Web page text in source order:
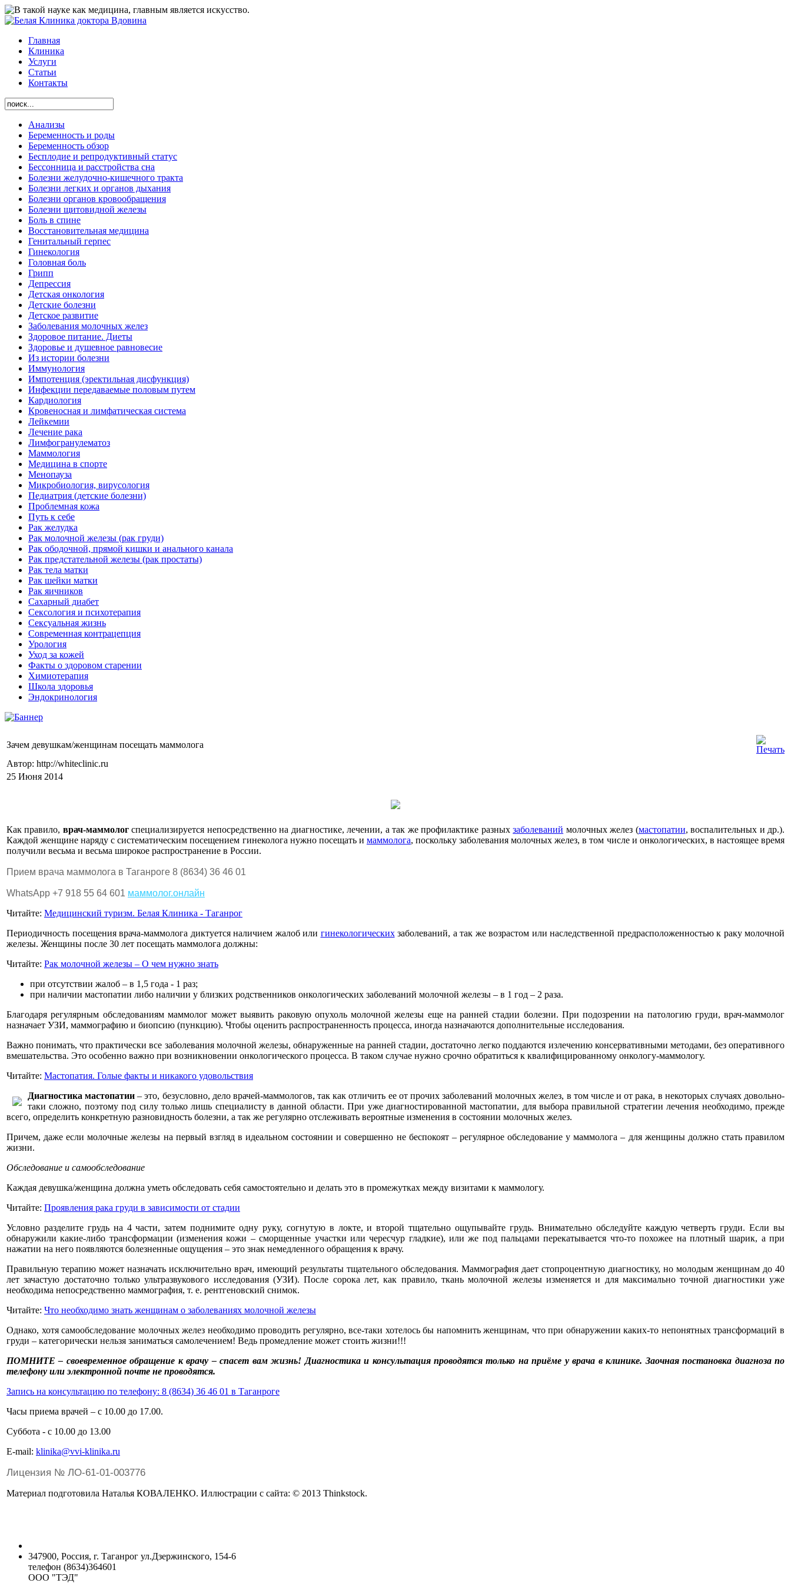
Главная
Клиника
Услуги
Статьи
Контакты
Анализы
Беременность и роды
Беременность обзор
Бесплодие и репродуктивный статус
Бессонница и расстройства сна
Болезни желудочно-кишечного тракта
Болезни легких и органов дыхания
Болезни органов кровообращения
Болезни щитовидной железы
Боль в спине
Восстановительная медицина
Генитальный герпес
Гинекология
Головная боль
Грипп
Депрессия
Детская онкология
Детские болезни
Детское развитие
Заболевания молочных желез
Здоровое питание. Диеты
Здоровье и душевное равновесие
Из истории болезни
Иммунология
Импотенция (эректильная дисфункция)
Инфекции передаваемые половым путем
Кардиология
Кровеносная и лимфатическая система
Лейкемии
Лечение рака
Лимфогранулематоз
Маммология
Медицина в спорте
Менопауза
Микробиология, вирусология
Педиатрия (детские болезни)
Проблемная кожа
Путь к себе
Рак желудка
Рак молочной железы (рак груди)
Рак ободочной, прямой кишки и анального канала
Рак предстательной железы (рак простаты)
Рак тела матки
Рак шейки матки
Рак яичников
Сахарный диабет
Сексология и психотерапия
Сексуальная жизнь
Современная контрацепция
Урология
Уход за кожей
Факты о здоровом старении
Химиoтерапия
Школа здоровья
Эндокринология
Зачем девушкам/женщинам посещать маммолога
Автор: http://whiteclinic.ru
25 Июня 2014
Как правило, врач-маммологспециализируется непосредственно на диагностике, лечении, а так же профилактике разныхзаболеваний молочных желез (мастопатии, воспалительных и др.).
Каждой женщине наряду с систематическим посещением гинеколога нужно посещать и маммолога, поскольку заболевания молочных желез, в том числе и онкологических, в настоящее время
получили весьма и весьма широкое распространение в России.
Прием врача маммолога в Таганроге 8 (8634) 36 46 01
WhatsApp +7 918 55 64 601 маммолог.онлайн
Читайте: Медицинский туризм. Белая Клиника - Таганрог
Периодичность посещения врача-маммолога диктуется наличием жалоб или гинекологическихзаболеваний, а так же возрастом или наследственной предрасположенностью к раку молочной
железы. Женщины после 30 лет посещать маммолога должны:
Читайте: Рак молочной железы – О чем нужно знать
при отсутствии жалоб – в 1,5 года - 1 раз;
при наличии мастопатии либо наличии у близких родственников онкологических заболеваний молочной железы – в 1 год – 2 раза.
Благодаря регулярным обследованиям маммолог может выявить раковую опухоль молочной железы еще на ранней стадии болезни. При подозрении на патологию груди, врач-маммолог
назначает УЗИ, маммографию и биопсию (пункцию). Чтобы оценить распространенность процесса, иногда назначаются дополнительные исследования.
Важно понимать, что практически все заболевания молочной железы, обнаруженные на ранней стадии, достаточно легко поддаются излечению консервативными методами, без оперативного
вмешательства. Это особенно важно при возникновении онкологического процесса. В таком случае нужно срочно обратиться к квалифицированному онкологу-маммологу.
Читайте: Мастопатия. Голые факты и никакого удовольствия
Диагностика мастопатии – это, безусловно, дело врачей-маммологов, так как отличить ее от прочих заболеваний молочных желез, в том числе и от рака, в некоторых случаях довольно-
таки сложно, поэтому под силу только лишь специалисту в данной области. При уже диагностированной мастопатии, для выбора правильной стратегии лечения необходимо, прежде
всего, определить конкретную разновидность болезни, а так же регулярно отслеживать вероятные изменения в состоянии молочных желез.
Причем, даже если молочные железы на первый взгляд в идеальном состоянии и совершенно не беспокоят – регулярное обследование у маммолога – для женщины должно стать правилом
жизни.
Обследование и самообследование
Каждая девушка/женщина должна уметь обследовать себя самостоятельно и делать это в промежутках между визитами к маммологу.
Читайте: Проявления рака груди в зависимости от стадии
Условно разделите грудь на 4 части, затем поднимите одну руку, согнутую в локте, и второй тщательно ощупывайте грудь. Внимательно обследуйте каждую четверть груди. Если вы
обнаружили какие-либо трансформации (изменения кожи – сморщенные участки или чересчур гладкие), или же под пальцами перекатывается что-то похожее на плотный шарик, а при
нажатии на него появляются болезненные ощущения – это знак немедленного обращения к врачу.
Правильную терапию может назначать исключительно врач, имеющий результаты тщательного обследования. Маммография дает стопроцентную диагностику, но молодым женщинам до 40
лет зачастую достаточно только ультразвукового исследования (УЗИ). После сорока лет, как правило, ткань молочной железы изменяется и для максимально точной диагностики уже
необходима непосредственно маммография, т. е. рентгеновский снимок.
Читайте: Что необходимо знать женщинам о заболеваниях молочной железы
Однако, хотя самообследование молочных желез необходимо проводить регулярно, все-таки хотелось бы напомнить женщинам, что при обнаружении каких-то непонятных трансформаций в
груди – категорически нельзя заниматься самолечением! Ведь промедление может стоить жизни!!!
ПОМНИТЕ – своевременное обращение к врачу – спасет вам жизнь! Диагностика и консультация проводятся только на приёме у врача в клинике. Заочная постановка диагноза по
телефону или электронной почте не проводятся.
Запись на консультацию по телефону: 8 (8634) 36 46 01 в Таганроге
Часы приема врачей – с 10.00 до 17.00.
Суббота - с 10.00 до 13.00
Е-mail: klinika@vvi-klinika.ru
Лицензия № ЛО-61-01-003776
Материал подготовила Наталья КОВАЛЕНКО. Иллюстрации с сайта: © 2013 Thinkstock.
347900, Россия, г. Таганрог ул.Дзержинского, 154-6
телефон (8634)364601
ООО "ТЭД"